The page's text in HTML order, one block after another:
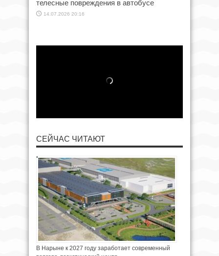
телесные повреждения в автобусе
14.07.2026 20:16
СЕЙЧАС ЧИТАЮТ
В Нарыне к 2027 году заработает современный